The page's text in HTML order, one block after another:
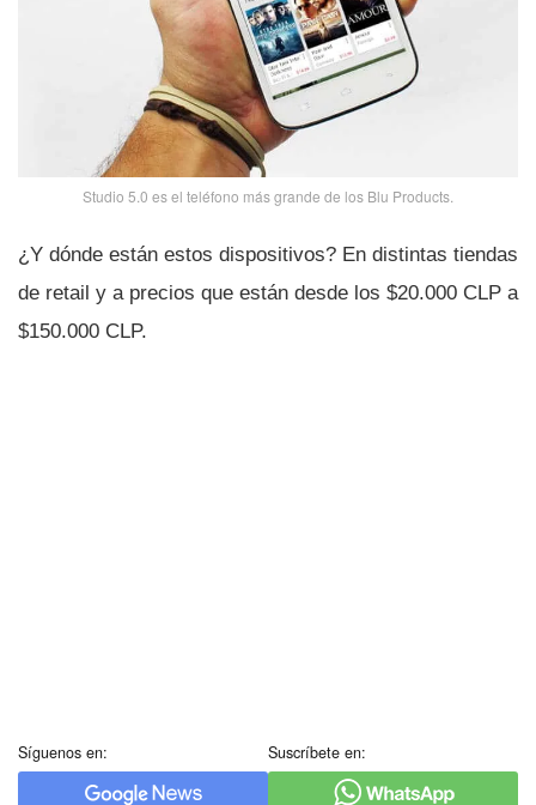
Studio 5.0 es el teléfono más grande de los Blu Products.
¿Y dónde están estos dispositivos? En distintas tiendas
de retail y a precios que están desde los $20.000 CLP a
$150.000 CLP.
Síguenos en: Suscríbete en: